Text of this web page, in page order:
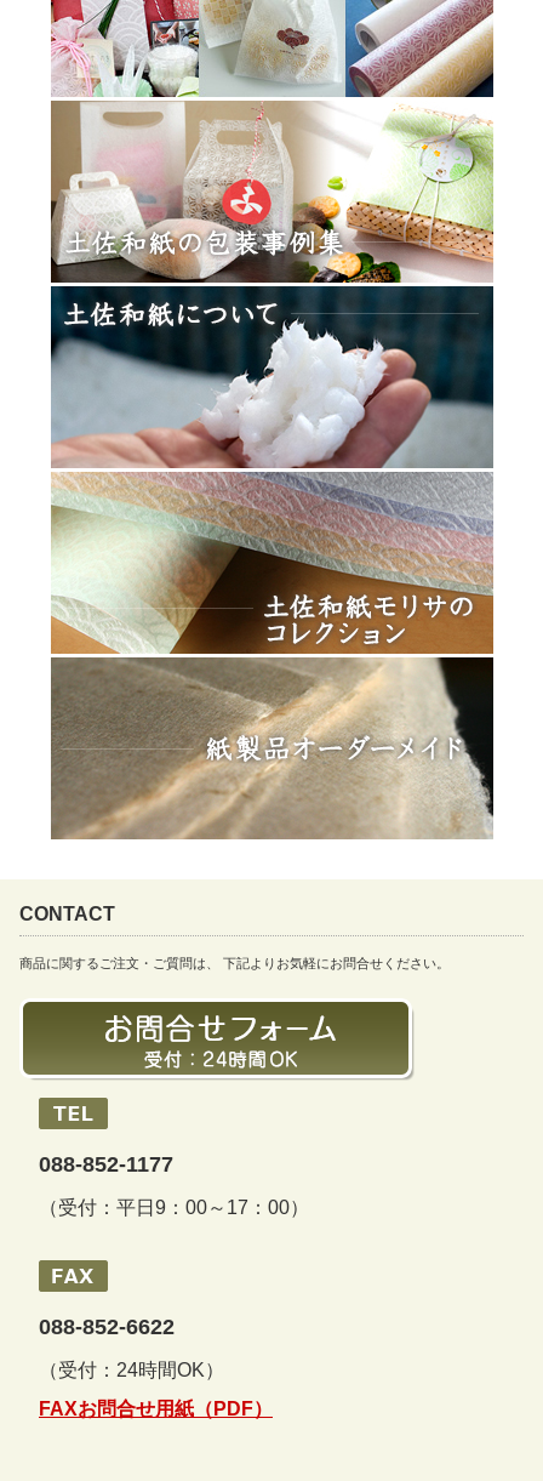
CONTACT
商品に関するご注文・ご質問は、 下記よりお気軽にお問合せください。
088-852-1177
（受付：平日9：00～17：00）
088-852-6622
（受付：24時間OK）
FAXお問合せ用紙（PDF）